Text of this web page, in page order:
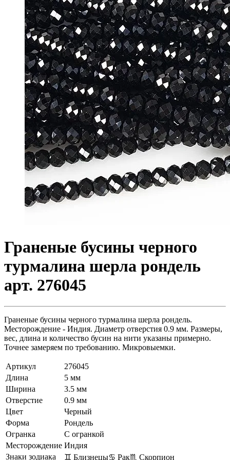
Граненые бусины черного
турмалина шерла рондель
арт. 276045
Граненые бусины черного турмалина шерла рондель.
Месторождение - Индия. Диаметр отверстия 0.9 мм. Размеры,
вес, длина и количество бусин на нити указаны примерно.
Точнее замеряем по требованию. Микровыемки.
Артикул
276045
Длина
5 мм
Ширина
3.5 мм
Отверстие
0.9 мм
Цвет
Черный
Форма
Рондель
Огранка
С огранкой
Месторождение Индия
Знаки зодиака
♊ Близнецы♋ Рак♏ Скорпион